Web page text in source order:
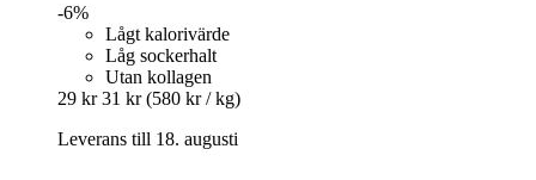
-6%
Lågt kalorivärde
Låg sockerhalt
Utan kollagen
29 kr 31 kr (580 kr / kg)
Leverans till 18. augusti